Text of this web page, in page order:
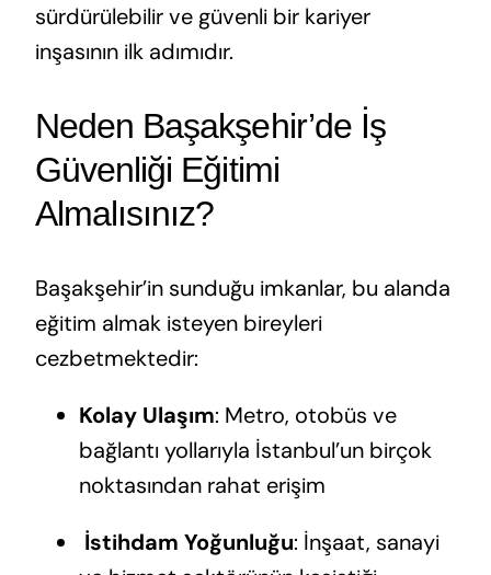
sürdürülebilir ve güvenli bir kariyer
inşasının ilk adımıdır.
Neden Başakşehir’de İş
Güvenliği Eğitimi
Almalısınız?
Başakşehir’in sunduğu imkanlar, bu alanda
eğitim almak isteyen bireyleri
cezbetmektedir:
Kolay Ulaşım: Metro, otobüs ve
bağlantı yollarıyla İstanbul’un birçok
noktasından rahat erişim
İstihdam Yoğunluğu: İnşaat, sanayi